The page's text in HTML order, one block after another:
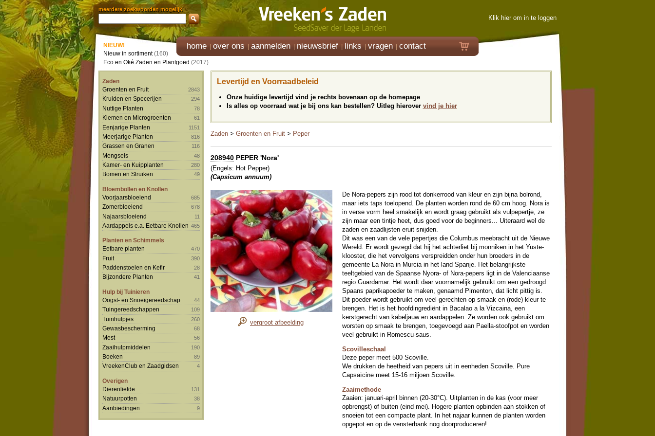
meerdere zoekwoorden mogelijk
Klik hier om in te loggen
home over ons aanmelden nieuwsbrief links vragen contact
NIEUW!
Nieuw in sortiment(160)
Eco en Oké Zaden en Plantgoed (2017)
Zaden
Groenten en Fruit
2843
Kruiden en Specerijen 294
Nuttige Planten 78
Kiemen en Microgroenten 61
Eenjarige Planten 1151
Meerjarige Planten 816
Grassen en Granen 116
Mengsels 48
Kamer- en Kuipplanten 280
Bomen en Struiken 49
Bloembollen en Knollen
Voorjaarsbloeiend
685
Zomerbloeiend 678
Najaarsbloeiend 11
Aardappels e.a. Eetbare Knollen 465
Planten en Schimmels
Eetbare planten
470
Fruit 390
Paddenstoelen en Kefir 28
Bijzondere Planten 41
Hulp bij Tuinieren
Oogst- en Snoeigereedschap
44
Tuingereedschappen 109
Tuinhulpjes 260
Gewasbescherming 68
Mest 56
Zaaihulpmiddelen 190
Boeken 89
VreekenClub en Zaadgidsen 4
Overigen
Dierenliefde
131
Natuurpotten 38
Aanbiedingen 9
Levertijd en Voorraadbeleid
Onze huidige levertijd vind je rechts bovenaan op de homepage
Is alles op voorraad wat je bij ons kan bestellen? Uitleg hierover vind je hier
Zaden > Groenten en Fruit > Peper
208940 PEPER 'Nora'
(Engels: Hot Pepper)
(Capsicum annuum)
vergroot afbeelding
De Nora-pepers zijn rood tot donkerrood van kleur en zijn bijna bolrond,
maar iets taps toelopend. De planten worden rond de 60 cm hoog. Nora is
in verse vorm heel smakelijk en wordt graag gebruikt als vulpepertje, ze
zijn maar een tintje heet, dus goed voor de beginners... Uiteraard wel de
zaden en zaadlijsten eruit snijden.
Dit was een van de vele pepertjes die Columbus meebracht uit de Nieuwe
Wereld. Er wordt gezegd dat hij het achterliet bij monniken in het Yuste-
klooster, die het vervolgens verspreidden onder hun broeders in de
gemeente La Nora in Murcia in het land Spanje. Het belangrijkste
teeltgebied van de Spaanse Nyora- of Nora-pepers ligt in de Valenciaanse
regio Guardamar. Het wordt daar voornamelijk gebruikt om een gedroogd
Spaans paprikapoeder te maken, genaamd Pimenton, dat licht pittig is.
Dit poeder wordt gebruikt om veel gerechten op smaak en (rode) kleur te
brengen. Het is het hoofdingrediënt in Bacalao a la Vizcaina, een
kerstgerecht van kabeljauw en aardappelen. Ze worden ook gebruikt om
worsten op smaak te brengen, toegevoegd aan Paella-stoofpot en worden
veel gebruikt in Romescu-saus.
Scovilleschaal
Deze peper meet 500 Scoville.
We drukken de heetheid van pepers uit in eenheden Scoville. Pure
Capsaïcine meet 15-16 miljoen Scoville.
Zaaimethode
Zaaien: januari-april binnen (20-30°C). Uitplanten in de kas (voor meer
opbrengst) of buiten (eind mei). Hogere planten opbinden aan stokken of
snoeien tot een compacte plant. In het najaar kunnen de planten worden
opgepot en op de vensterbank nog doorproduceren!